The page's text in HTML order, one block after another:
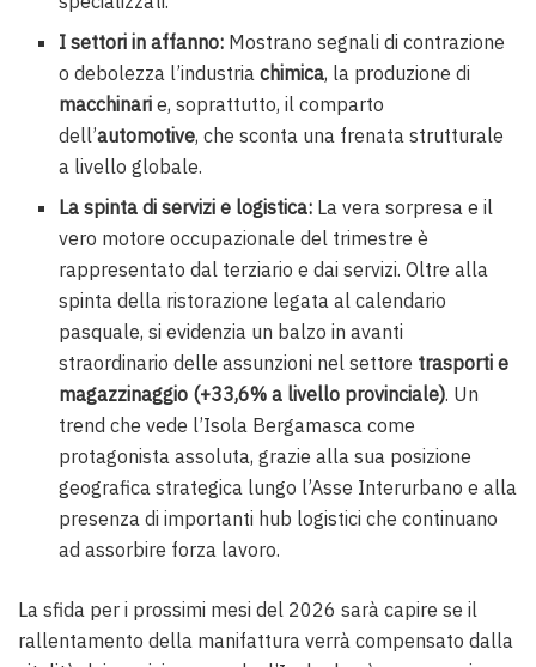
I settori in affanno: Mostrano segnali di contrazione
o debolezza l’industriachimica, la produzione di
macchinari e, soprattutto, il comparto
dell’automotive, che sconta una frenata strutturale
a livello globale.
La spinta di servizi e logistica: La vera sorpresa e il
vero motore occupazionale del trimestre è
rappresentato dal terziario e dai servizi. Oltre alla
spinta della ristorazione legata al calendario
pasquale, si evidenzia un balzo in avanti
straordinario delle assunzioni nel settore trasporti e
magazzinaggio (+33,6% a livello provinciale). Un
trend che vede l’Isola Bergamasca come
protagonista assoluta, grazie alla sua posizione
geografica strategica lungo l’Asse Interurbano e alla
presenza di importanti hub logistici che continuano
ad assorbire forza lavoro.
La sfida per i prossimi mesi del 2026 sarà capire se il
rallentamento della manifattura verrà compensato dalla